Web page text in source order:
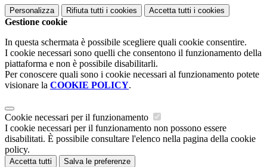
Personalizza Rifiuta tutti i cookies Accetta tutti i cookies
Gestione cookie
In questa schermata è possibile scegliere quali cookie consentire.
I cookie necessari sono quelli che consentono il funzionamento della
piattaforma e non è possibile disabilitarli.
Per conoscere quali sono i cookie necessari al funzionamento potete
visionare la COOKIE POLICY.
Cookie necessari per il funzionamento
I cookie necessari per il funzionamento non possono essere
disabilitati. È possibile consultare l'elenco nella pagina della cookie
policy.
Accetta tutti Salva le preferenze